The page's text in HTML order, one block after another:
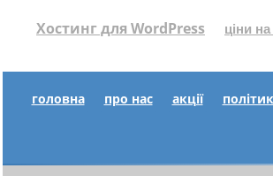
Хостинг для WordPress
ціни
головна про нас акції